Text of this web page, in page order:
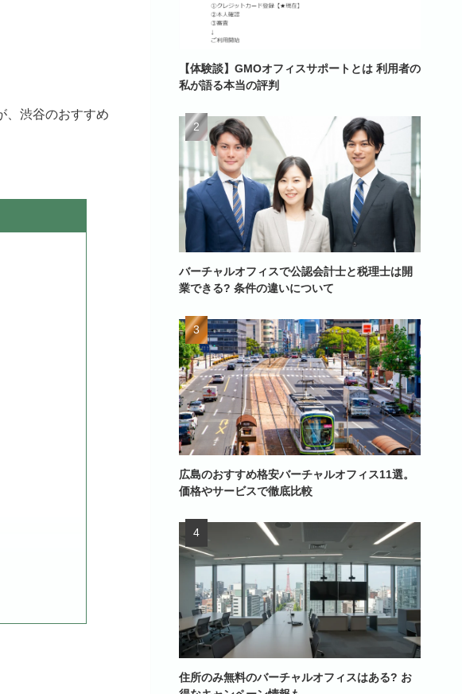
、渋谷のおすすめ
【体験談】GMOオフィスサポートとは 利用者の
私が語る本当の評判
バーチャルオフィスで公認会計士と税理士は開
業できる? 条件の違いについて
広島のおすすめ格安バーチャルオフィス11選。
価格やサービスで徹底比較
住所のみ無料のバーチャルオフィスはある? お